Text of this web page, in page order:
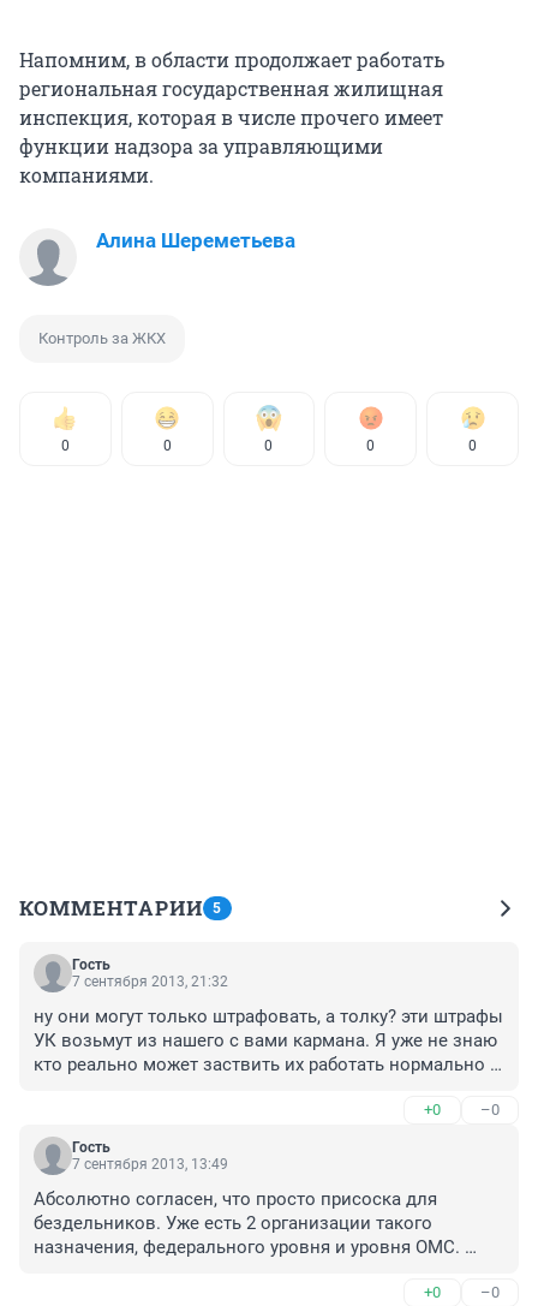
Напомним, в области продолжает работать
региональная государственная жилищная
инспекция, которая в числе прочего имеет
функции надзора за управляющими
компаниями.
Алина Шереметьева
Контроль за ЖКХ
0 0 0 0 0
КОММЕНТАРИИ 5
Гость
7 сентября 2013, 21:32
ну они могут только штрафовать, а толку? эти штрафы
УК возьмут из нашего с вами кармана. Я уже не знаю
кто реально может заствить их работать нормально и
+0 –0
Гость
7 сентября 2013, 13:49
Абсолютно согласен, что просто присоска для
бездельников. Уже есть 2 организации такого
назначения, федерального уровня и уровня ОМС.
+0 –0